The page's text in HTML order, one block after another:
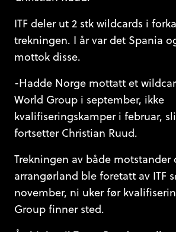
ITF deler ut 2 stk wildcards i
trekningen. I år var det Spania
mottok disse.
-Hadde Norge mottatt et
World Group i september, ikke
kvalifiseringskamper i februar,
fortsetter Christian Ruud.
Trekningen av både motstander
arrangørland ble foretatt av ITF
november, ni uker før
Group finner sted.